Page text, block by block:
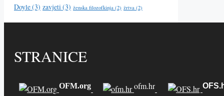
Doyle(3) zavjeti(3) ženska filozofkinja (2) žrtva (2)
STRANICE
OFM.org ofm.hr